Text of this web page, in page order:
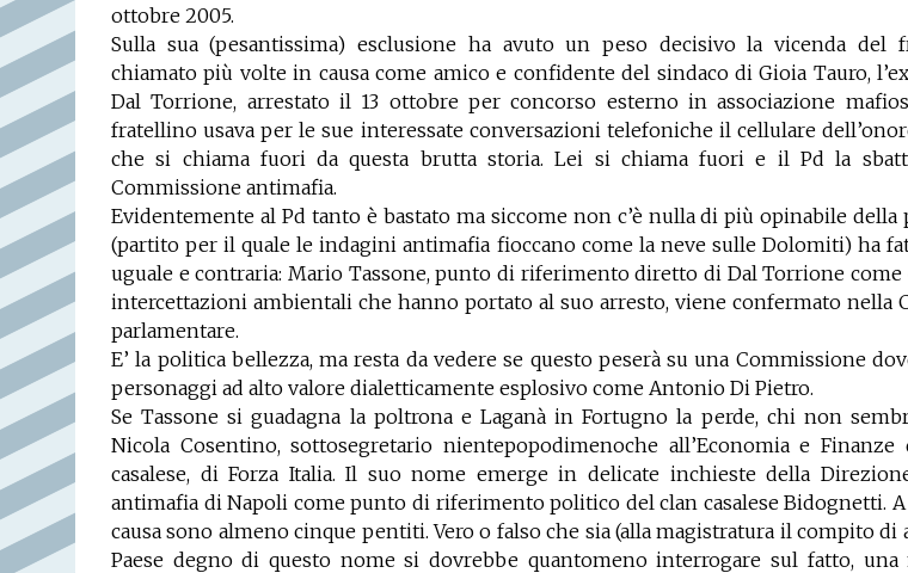
ottobre 2005.
Sulla sua (pesantissima) esclusione ha avuto un peso decisivo la vicenda del
chiamato più volte in causa come amico e confidente del sindaco di Gioia Tauro,
Dal Torrione, arrestato il 13 ottobre per concorso esterno in associazione
fratellino usava per le sue interessate conversazioni telefoniche il cellulare
che si chiama fuori da questa brutta storia. Lei si chiama fuori e il Pd la
Commissione antimafia.
Evidentemente al Pd tanto è bastato ma siccome non c’è nulla di più opinabile della
(partito per il quale le indagini antimafia fioccano come la neve sulle Dolomiti) ha
uguale e contraria: Mario Tassone, punto di riferimento diretto di Dal Torrione come
intercettazioni ambientali che hanno portato al suo arresto, viene confermato nella
parlamentare.
E’ la politica bellezza, ma resta da vedere se questo peserà su una Commissione
personaggi ad alto valore dialetticamente esplosivo come Antonio Di Pietro.
Se Tassone si guadagna la poltrona e Laganà in Fortugno la perde, chi non
Nicola Cosentino, sottosegretario nientepopodimenoche all’Economia e Finanze
casalese, di Forza Italia. Il suo nome emerge in delicate inchieste della
antimafia di Napoli come punto di riferimento politico del clan casalese Bidognetti.
causa sono almeno cinque pentiti. Vero o falso che sia (alla magistratura il compito di
Paese degno di questo nome si dovrebbe quantomeno interrogare sul fatto, una